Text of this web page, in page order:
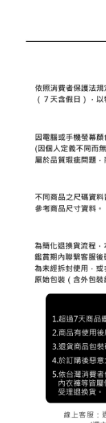
1.分期款項不併入電信
2.透過簡訊連結打開帳
帳／街口支付／iPASS
1.本服務係由「台灣大
用戶於交易時，得透過
買賣價金債權讓與本公
2.基於同意付款使用「
由本公司與您本人進行
3.完整用戶服務條款，
【「AFTEE先享後付」
１．於結帳方式選擇「
結帳頁面，進行簡訊認
２．訂單成立數日內，
３．收到繳費通知簡訊
ATM／網路銀行／等多
※ 請注意：結帳手續完
購買商品的店家。未經
後付繳納相關費用。
※ 交易是否成功請以「
是否繳費成功／繳費後
https://
【注意事項】
１．透過由恩沛科技股
易，需依本服務之必要
權轉讓予恩沛科技股份
２．關於個人資料處理
https://aftee.tw/terms/
「AFTEE先享後付」，
４．使用「AFTEE先享
時審查核予不同之上限
請求用戶進行身份認證
５．嚴禁一人註冊多個
恩沛科技股份有限公司
每筆NT$80，滿
每筆NT$80，滿
每筆NT$80，滿
付款後萊爾富取貨
每筆NT$80，滿
7-11取貨付款
每筆NT$80，滿
付款後7-11取貨
每筆NT$80，滿
每筆NT$80，滿
每筆NT$280，滿